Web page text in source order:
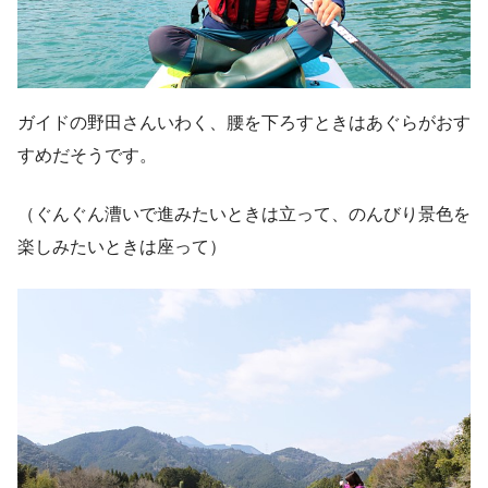
ガイドの野田さんいわく、腰を下ろすときはあぐらがおす
すめだそうです。
（ぐんぐん漕いで進みたいときは立って、のんびり景色を
楽しみたいときは座って）